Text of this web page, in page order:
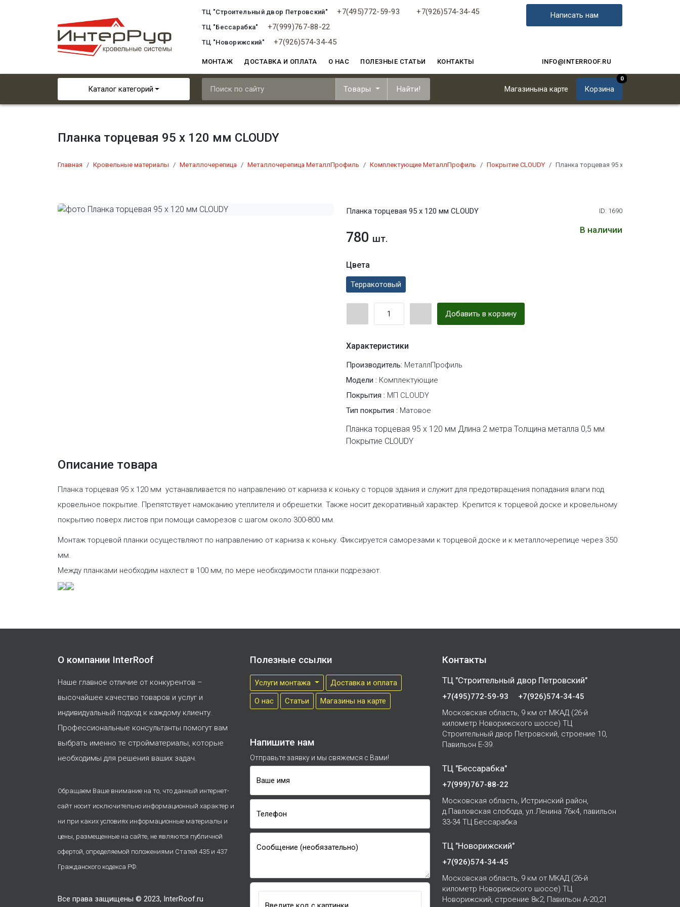
ТЦ "Строительный двор Петровский" +7(495)772-59-93 +7(926)574-34-45
ТЦ "Бессарабка" +7(999)767-88-22
ТЦ "Новорижский" +7(926)574-34-45
Написать нам
МОНТАЖ ДОСТАВКА И ОПЛАТА О НАС ПОЛЕЗНЫЕ СТАТЬИ КОНТАКТЫ INFO@INTERROOF.RU
Каталог категорий Товары Найти! Магазинына карте Корзина
0
Планка торцевая 95 х 120 мм CLOUDY
Главная Кровельные материалы Металлочерепица Металлочерепица МеталлПрофиль Комплектующие МеталлПрофиль Покрытие CLOUDY Планка торцевая 95 х 120 мм CLOUDY
Планка торцевая 95 х 120 мм CLOUDY ID: 1690
В наличии
780 шт.
Цвета
Терракотовый
Добавить в корзину
Характеристики
Производитель: МеталлПрофиль
Модели : Комплектующие
Покрытия : МП CLOUDY
Тип покрытия : Матовое
Планка торцевая 95 х 120 мм Длина 2 метра Толщина металла 0,5 мм
Покрытие CLOUDY
Описание товара
Планка торцевая 95 х 120 мм устанавливается по направлению от карниза к коньку с торцов здания и служит для предотвращения попадания влаги под
кровельное покрытие. Препятствует намоканию утеплителя и обрешетки. Также носит декоративный характер. Крепится к торцевой доске и кровельному
покрытию поверх листов при помощи саморезов с шагом около 300-800 мм.
Монтаж торцевой планки осуществляют по направлению от карниза к коньку. Фиксируется саморезами к торцевой доске и к металлочерепице через 350
мм.
Между планками необходим нахлест в 100 мм, по мере необходимости планки подрезают.
О компании InterRoof
Наше главное отличие от конкурентов –
высочайшее качество товаров и услуг и
индивидуальный подход к каждому клиенту.
Профессиональные консультанты помогут вам
выбрать именно те стройматериалы, которые
необходимы для решения ваших задач.
Обращаем Ваше внимание на то, что данный интернет-
сайт носит исключительно информационный характер и
ни при каких условиях информационные материалы и
цены, размещенные на сайте, не являются публичной
офертой, определяемой положениями Статей 435 и 437
Гражданского кодекса РФ.
Все права защищены © 2023, InterRoof.ru
Полезные ссылки
Услуги монтажа
Доставка и оплата
О нас
Cтатьи Магазины на карте
Напишите нам
Отправьте заявку и мы свяжемся с Вами!
Ваше имя
Телефон
Сообщение (необязательно)
Контакты
ТЦ "Строительный двор Петровский"
+7(495)772-59-93
+7(926)574-34-45
Московская область, 9 км от МКАД (26-й
километр Новорижского шоссе) ТЦ
Строительный двор Петровский, строение 10,
Павильон Е-39.
ТЦ "Бессарабка"
+7(999)767-88-22
Московская область, Истринский район,
д.Павловская слобода, ул.Ленина 76к4, павильон
33-34 ТЦ Бессарабка
ТЦ "Новорижский"
+7(926)574-34-45
Московская область, 9 км от МКАД (26-й
километр Новорижского шоссе) ТЦ
Новорижский, строение 8к2, Павильон А-20,21